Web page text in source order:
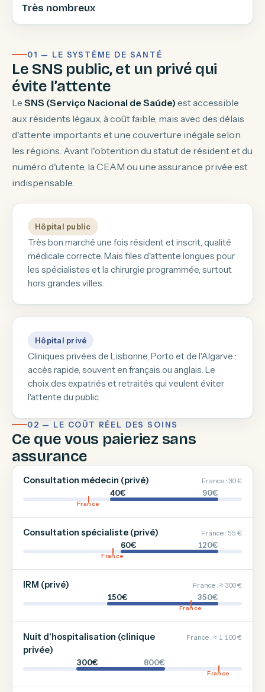
Très nombreux
01 — LE SYSTÈME DE SANTÉ
Le SNS public, et un privé qui
évite l’attente
Le SNS (Serviço Nacional de Saúde) est accessible
aux résidents légaux, à coût faible, mais avec des délais
d'attente importants et une couverture inégale selon
les régions. Avant l'obtention du statut de résident et du
numéro d'utente, la CEAM ou une assurance privée est
indispensable.
Hôpital public
Très bon marché une fois résident et inscrit, qualité
médicale correcte. Mais files d'attente longues pour
les spécialistes et la chirurgie programmée, surtout
hors grandes villes.
Hôpital privé
Cliniques privées de Lisbonne, Porto et de l'Algarve :
accès rapide, souvent en français ou anglais. Le
choix des expatriés et retraités qui veulent éviter
l'attente du public.
02 — LE COÛT RÉEL DES SOINS
Ce que vous paieriez sans
assurance
Consultation médecin (privé) France : 30 €
40€ 90€
France
Consultation spécialiste (privé) France : 55 €
60€ 120€
France
IRM (privé) France : ≈ 300 €
150€ 350€
France
Nuit d'hospitalisation (clinique
privée)
France : ≈ 1 100 €
300€ 800€
France